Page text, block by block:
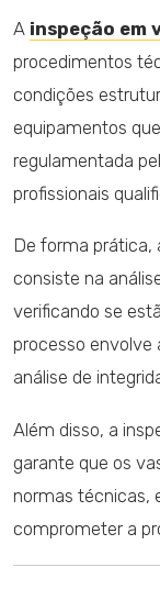
A inspeção em
procedimentos
condições
equipamentos
regulamentada
profissionais
De forma prática,
consiste na
verificando se
processo envolve
análise de
Além disso, a
garante que os
normas técnicas,
comprometer a